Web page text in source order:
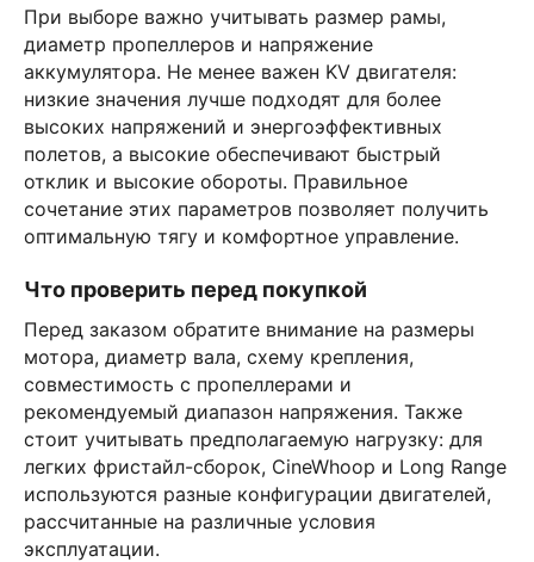
При выборе важно учитывать размер рамы,
диаметр пропеллеров и напряжение
аккумулятора. Не менее важен KV двигателя:
низкие значения лучше подходят для более
высоких напряжений и энергоэффективных
полетов, а высокие обеспечивают быстрый
отклик и высокие обороты. Правильное
сочетание этих параметров позволяет получить
оптимальную тягу и комфортное управление.
Что проверить перед покупкой
Перед заказом обратите внимание на размеры
мотора, диаметр вала, схему крепления,
совместимость с пропеллерами и
рекомендуемый диапазон напряжения. Также
стоит учитывать предполагаемую нагрузку: для
легких фристайл-сборок, CineWhoop и Long Range
используются разные конфигурации двигателей,
рассчитанные на различные условия
эксплуатации.